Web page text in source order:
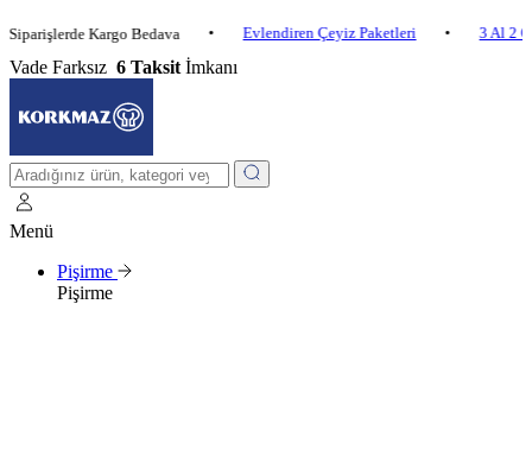
Kargo Bedava • Evlendiren Çeyiz Paketleri • 3 Al 2 Öde
Vade Farksız 6 Taksit İmkanı
Menü
Pişirme
Pişirme